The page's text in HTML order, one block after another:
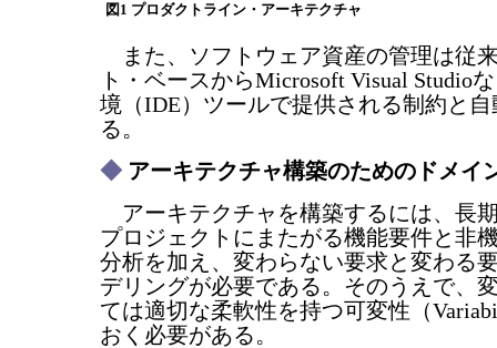
図1 プロダクトライン・アーキテクチャ
また、ソフトウェア資産の管理は従
ト・ベースからMicrosoft Visual Studio
境（IDE）ツールで提供される制約と
る。
◆ アーキテクチャ構築のためのドメイ
アーキテクチャを構築するには、長
プロジェクトにまたがる機能要件と非
分析を加え、変わらない要求と変わる
デリングが必要である。そのうえで、
ては適切な柔軟性を持つ可変性（
おく必要がある。